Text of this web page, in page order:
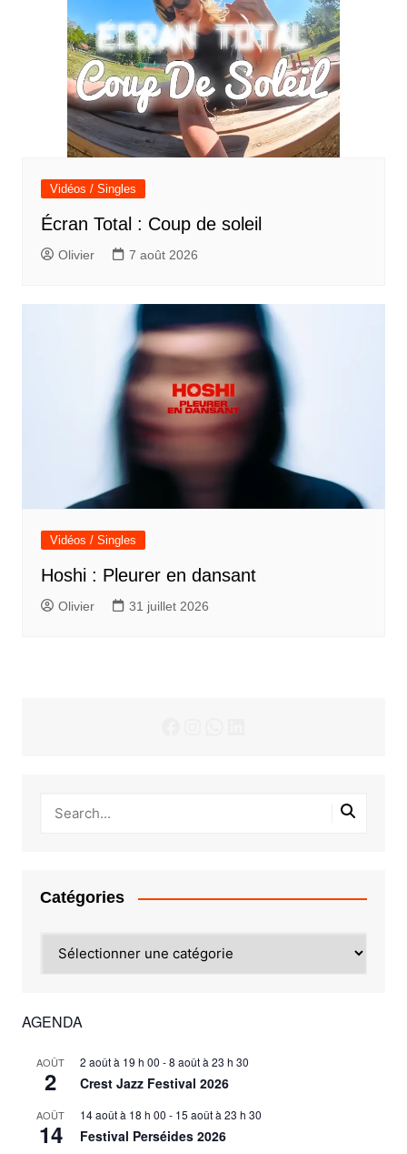
Vidéos / Singles
Écran Total : Coup de soleil
Olivier 7 août 2026
Vidéos / Singles
Hoshi : Pleurer en dansant
Olivier 31 juillet 2026
Catégories
AGENDA
AOÛT
2
2 août à 19 h 00 -8 août à 23 h 30
Crest Jazz Festival 2026
AOÛT
14
14 août à 18 h 00 - 15 août à 23 h 30
Festival Perséides 2026